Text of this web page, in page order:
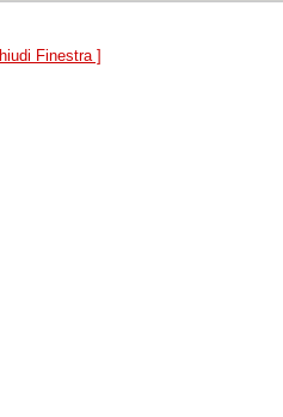
Finestra ]